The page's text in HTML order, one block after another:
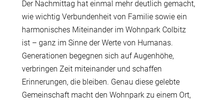
Der Nachmittag hat einmal mehr deutlich gemacht,
wie wichtig Verbundenheit von Familie sowie ein
harmonisches Miteinander im Wohnpark Colbitz
ist – ganz im Sinne der Werte von Humanas.
Generationen begegnen sich auf Augenhöhe,
verbringen Zeit miteinander und schaffen
Erinnerungen, die bleiben. Genau diese gelebte
Gemeinschaft macht den Wohnpark zu einem Ort,